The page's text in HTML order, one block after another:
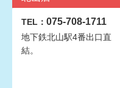
TEL： 075-708-1711
地下鉄北山駅4番出口直
結。